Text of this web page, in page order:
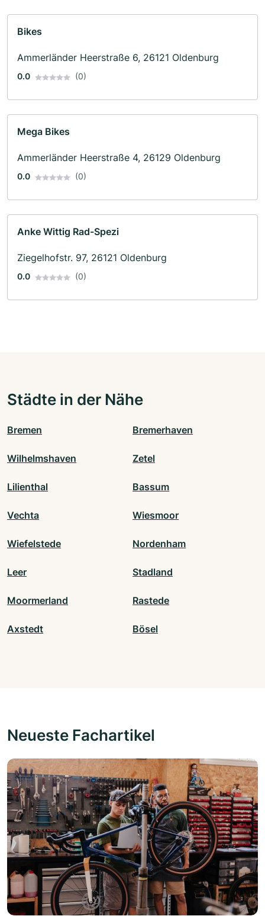
Bikes
Ammerländer Heerstraße 6, 26121 Oldenburg
0.0 (0)
Mega Bikes
Ammerländer Heerstraße 4, 26129 Oldenburg
0.0 (0)
Anke Wittig Rad-Spezi
Ziegelhofstr. 97, 26121 Oldenburg
0.0 (0)
Städte in der Nähe
Bremen Bremerhaven
Wilhelmshaven Zetel
Lilienthal Bassum
Vechta Wiesmoor
Wiefelstede Nordenham
Leer Stadland
Moormerland Rastede
Axstedt Bösel
Neueste Fachartikel